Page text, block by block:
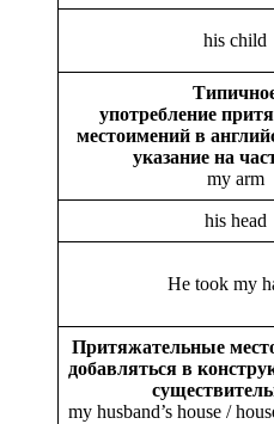
his child
употребление
местоимений в
указание на
my arm
his head
He took my
Притяжательные
добавляться в
my husband’s house /